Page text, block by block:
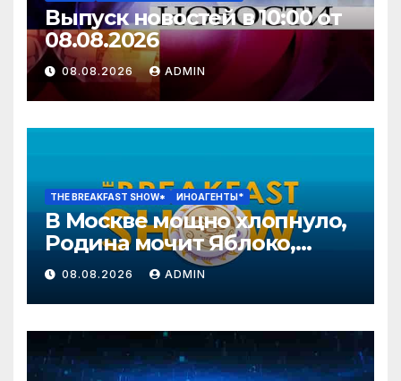
Выпуск новостей в 10:00 от
08.08.2026
08.08.2026 ADMIN
THE BREAKFAST SHOW* ИНОАГЕНТЫ*
В Москве мощно хлопнуло,
Родина мочит Яблоко,
Путин нападет осенью?
Эггерт, Волков
08.08.2026 ADMIN